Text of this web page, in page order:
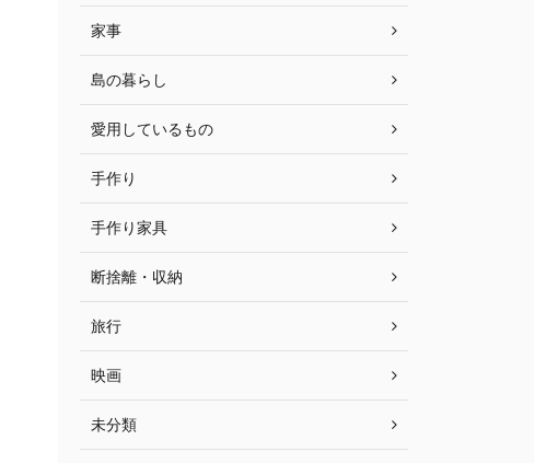
家事
島の暮らし
愛用しているもの
手作り
手作り家具
断捨離・収納
旅行
映画
未分類